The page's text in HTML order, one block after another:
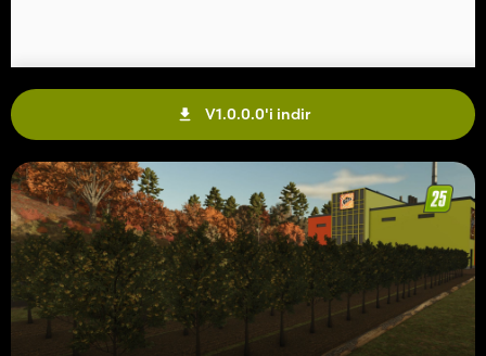
V1.0.0.0'i indir